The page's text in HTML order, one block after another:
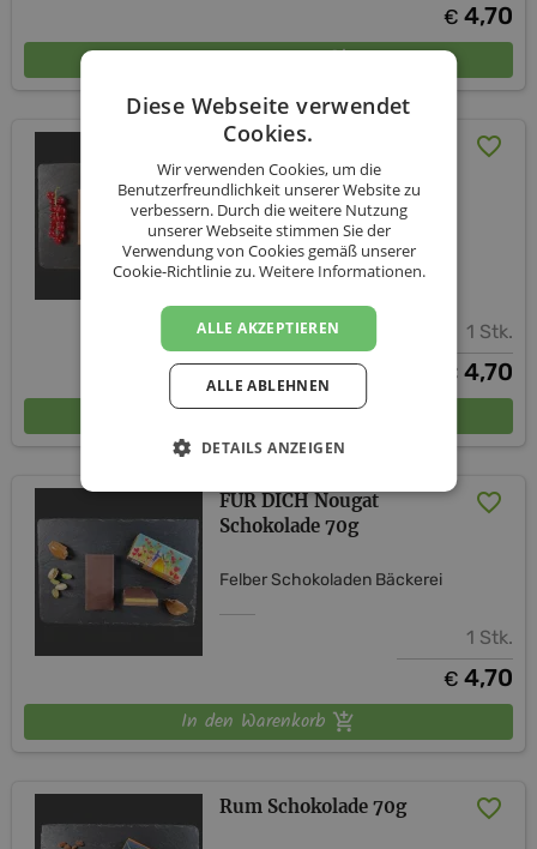
€ 4,70
In den Warenkorb
HERZLICHEN
GLÜCKWUNSCH
Johannisbeere Schokolade
70g
Felber Schokoladen Bäckerei
1 Stk.
€ 4,70
In den Warenkorb
FÜR DICH Nougat
Schokolade 70g
Felber Schokoladen Bäckerei
1 Stk.
€ 4,70
In den Warenkorb
Rum Schokolade 70g
Diese Webseite verwendet
Cookies.
Wir verwenden Cookies, um die
Benutzerfreundlichkeit unserer Website zu
verbessern. Durch die weitere Nutzung
unserer Webseite stimmen Sie der
Verwendung von Cookies gemäß unserer
Cookie-Richtlinie zu.Weitere Informationen.
ALLE AKZEPTIEREN
ALLE ABLEHNEN
DETAILS ANZEIGEN